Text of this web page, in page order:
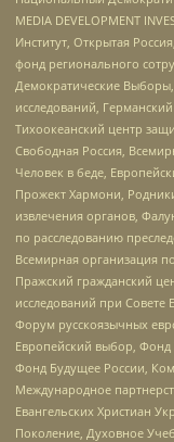
MEDIA DEVELOPMENT
Институт, Открытая
фонд регионального
Демократические
исследований,
Тихоокеанский центр
Свободная Россия,
Человек в беде,
Прожект Хармони,
извлечения органов,
по расследованию
Всемирная организация
Пражский гражданский
исследований при Совете
Форум русскоязычных
Европейский выбор, Фонд
Фонд Будущее России,
Международное
Евангельских Христиан
Поколение, Духовное